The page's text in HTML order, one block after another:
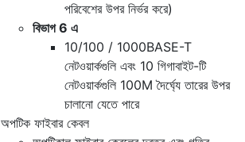
পরিবেশের উপর নির্ভর করে)
বিভাগ 6 এ
10/100 / 1000BASE-T
নেটওয়ার্কগুলি এবং 10 গিগাবাইট-টি
নেটওয়ার্কগুলি 100M দৈর্ঘ্যে তারের উপর
চালানো যেতে পারে
অপটিক ফাইবার কেবল